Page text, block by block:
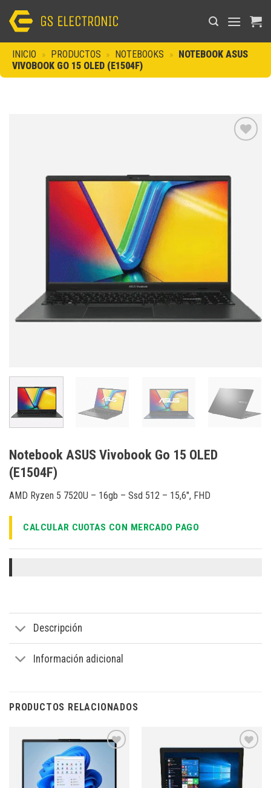
INICIO » PRODUCTOS » NOTEBOOKS » NOTEBOOK ASUS
VIVOBOOK GO 15 OLED (E1504F)
lista de
Notebook ASUS Vivobook Go 15 OLED
(E1504F)
AMD Ryzen 5 7520U – 16gb – Ssd 512 – 15,6″, FHD
CALCULAR CUOTAS CON MERCADO PAGO
Descripción
Información adicional
PRODUCTOS RELACIONADOS
lista de
deseos
Añadir
a la
deseos